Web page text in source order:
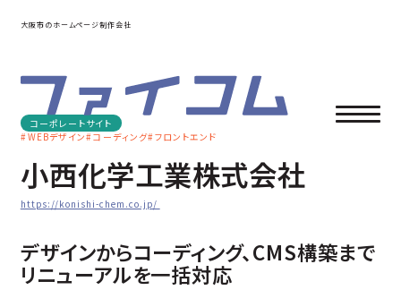
大阪市のホームページ制作会社
コーポレートサイト
WEBデザイン
コーディング フロントエンド
小西化学工業株式会社
https://konishi-chem.co.jp/
デザインからコーディング、CMS構築まで
リニューアルを一括対応